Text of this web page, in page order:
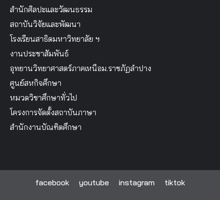
สำนักศิลปะและวัฒนธรรม
สถาบันวิจัยและพัฒนา
โรงเรียนสาธิตมหาวิทยาลัย ฯ
งานประชาสัมพันธ์
อุทยานวิทยาศาสตร์ภาคเหนือม.ราชภัฏลำปาง
ศูนย์สหกิจศึกษา
หมวดวิชาศึกษาทั่วไป
โครงการจัดตั้งสถาบันภาษา
สำนักงานบัณฑิตศึกษา
facebook youtube instagram tiktok